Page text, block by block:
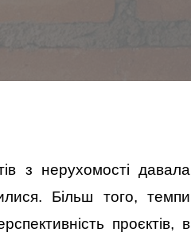
з нерухомості давала
Більш того, темпи
проєктів, в